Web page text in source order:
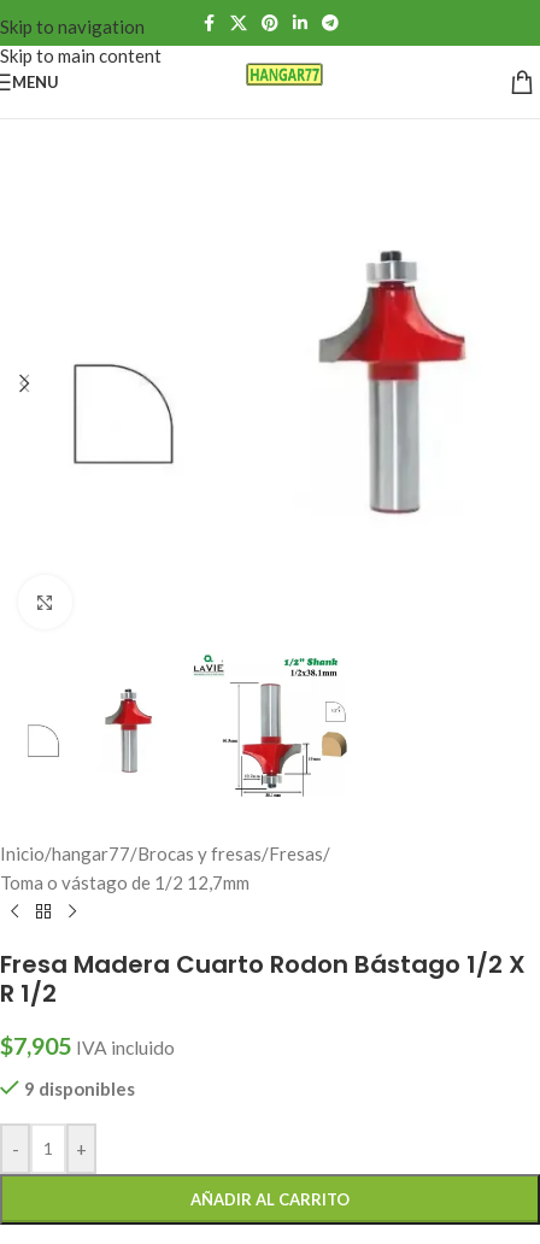
Skip to navigation
Skip to main content
MENU
Inicio/hangar77/Brocas y fresas/Fresas/
Toma o vástago de 1/2 12,7mm
Fresa Madera Cuarto Rodon Bástago 1/2 X
R 1/2
$7,905 IVA incluido
9 disponibles
- +
AÑADIR AL CARRITO